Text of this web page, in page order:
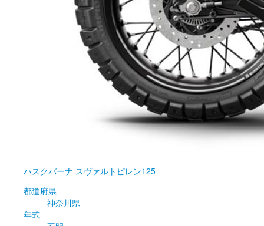
ハスクバーナ スヴァルトピレン125
都道府県
神奈川県
年式